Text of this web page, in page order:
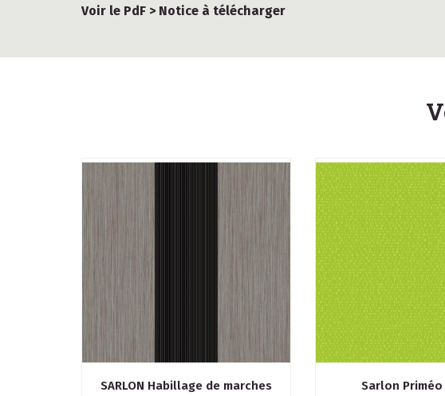
Voir le PdF > Notice à télécharger
SARLON Habillage de marches Sarlon